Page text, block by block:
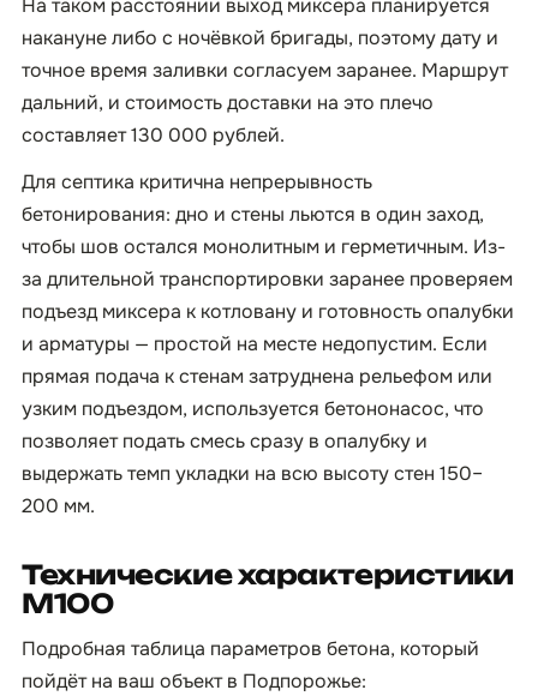
На таком расстоянии выход миксера планируется
накануне либо с ночёвкой бригады, поэтому дату и
точное время заливки согласуем заранее. Маршрут
дальний, и стоимость доставки на это плечо
составляет 130 000 рублей.
Для септика критична непрерывность
бетонирования: дно и стены льются в один заход,
чтобы шов остался монолитным и герметичным. Из-
за длительной транспортировки заранее проверяем
подъезд миксера к котловану и готовность опалубки
и арматуры — простой на месте недопустим. Если
прямая подача к стенам затруднена рельефом или
узким подъездом, используется бетононасос, что
позволяет подать смесь сразу в опалубку и
выдержать темп укладки на всю высоту стен 150–
200 мм.
Технические характеристики
М100
Подробная таблица параметров бетона, который
пойдёт на ваш объект в Подпорожье: